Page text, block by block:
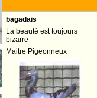
bagadais
La beauté est toujours
bizarre
Maitre Pigeonneux